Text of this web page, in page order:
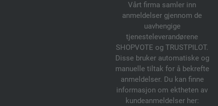
Vårt firma samler inn
anmeldelser gjennom de
uavhengige
tjenesteleverandørene
SHOPVOTE og TRUSTPILOT.
Disse bruker automatiske og
manuelle tiltak for å bekrefte
anmeldelser. Du kan finne
informasjon om ektheten av
kundeanmeldelser her: